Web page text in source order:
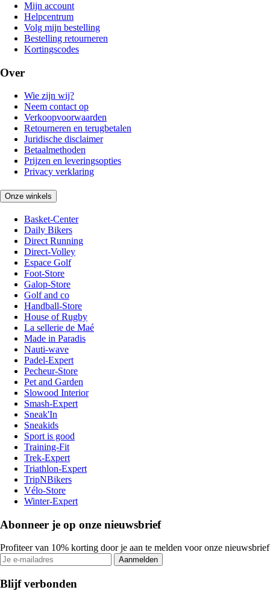
Mijn account
Helpcentrum
Volg mijn bestelling
Bestelling retourneren
Kortingscodes
Over
Wie zijn wij?
Neem contact op
Verkoopvoorwaarden
Retourneren en terugbetalen
Juridische disclaimer
Betaalmethoden
Prijzen en leveringsopties
Privacy verklaring
Onze winkels
Basket-Center
Daily Bikers
Direct Running
Direct-Volley
Espace Golf
Foot-Store
Galop-Store
Golf and co
Handball-Store
House of Rugby
La sellerie de Maé
Made in Paradis
Nauti-wave
Padel-Expert
Pecheur-Store
Pet and Garden
Slowood Interior
Smash-Expert
Sneak'In
Sneakids
Sport is good
Training-Fit
Trek-Expert
Triathlon-Expert
TripNBikers
Vélo-Store
Winter-Expert
Abonneer je op onze nieuwsbrief
Profiteer van 10% korting door je aan te melden voor onze nieuwsbrief
Aanmelden
Blijf verbonden